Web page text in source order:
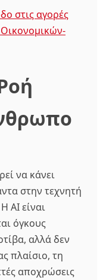
στις αγορές
να κάνει
στην τεχνητή
AI είναι
όγκους
αλλά δεν
πλαίσιο, τη
αποχρώσεις